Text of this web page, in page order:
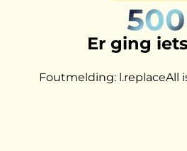
500
Er ging
Foutmelding: l.replaceAll